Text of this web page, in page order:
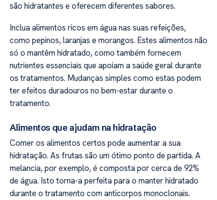
são hidratantes e oferecem diferentes sabores.
Inclua alimentos ricos em água nas suas refeições,
como pepinos, laranjas e morangos. Estes alimentos não
só o mantêm hidratado, como também fornecem
nutrientes essenciais que apoiam a saúde geral durante
os tratamentos. Mudanças simples como estas podem
ter efeitos duradouros no bem-estar durante o
tratamento.
Alimentos que ajudam na hidratação
Comer os alimentos certos pode aumentar a sua
hidratação. As frutas são um ótimo ponto de partida. A
melancia, por exemplo, é composta por cerca de 92%
de água. Isto torna-a perfeita para o manter hidratado
durante o tratamento com anticorpos monoclonais.